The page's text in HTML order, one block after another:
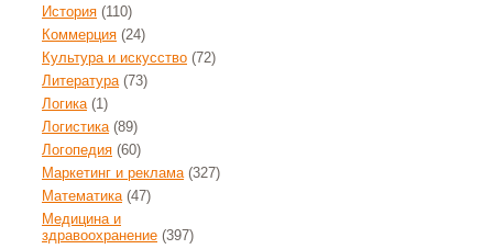
История (110)
Коммерция (24)
Культура и искусство (72)
Литература(73)
Логика(1)
Логистика(89)
Логопедия (60)
Маркетинг и реклама(327)
Математика(47)
Медицина и
здравоохранение (397)